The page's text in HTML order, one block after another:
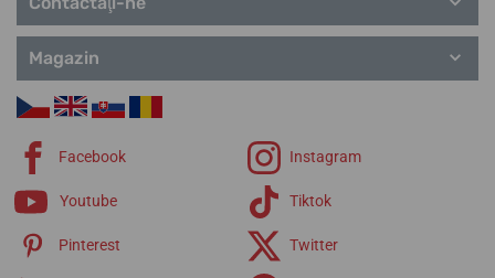
Magazin
Facebook Instagram
Youtube Tiktok
Pinterest Twitter